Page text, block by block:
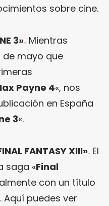
sobre cine.
3». Mientras
mayo que
Payne 4«, nos
en España
3«.
FANTASY XIII». El
saga «Final
con un título
puedes ver